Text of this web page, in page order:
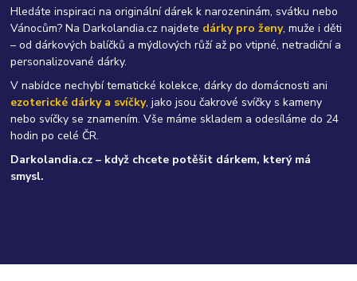
Hledáte inspiraci na originální dárek k narozeninám, svátku nebo
Vánocům? Na Darkolandia.cz najdete dárky pro ženy, muže i děti
– od dárkových balíčků a mýdlových růží až po vtipné, netradiční a
personalizované dárky.
V nabídce nechybí tematické kolekce, dárky do domácnosti ani
ezoterické dárky a svíčky, jako jsou čakrové svíčky s kameny
nebo svíčky se znamením. Vše máme skladem a odesíláme do 24
hodin po celé ČR.
Darkolandia.cz – když chcete potěšit dárkem, který má
smysl.